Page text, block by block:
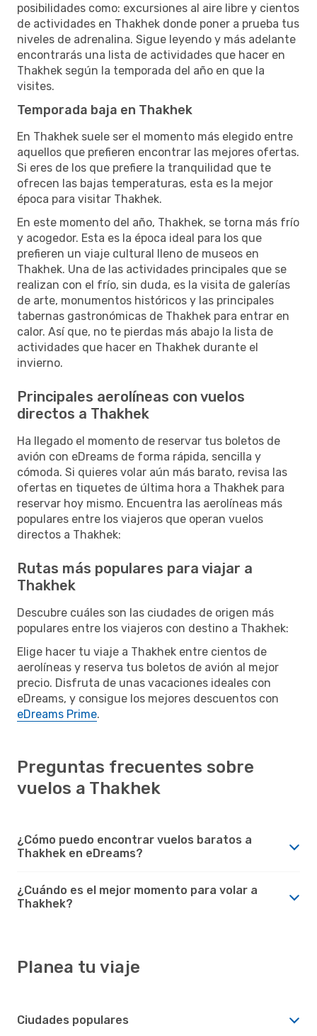
posibilidades como: excursiones al aire libre y cientos
de actividades en Thakhek donde poner a prueba tus
niveles de adrenalina. Sigue leyendo y más adelante
encontrarás una lista de actividades que hacer en
Thakhek según la temporada del año en que la
visites.
Temporada baja en Thakhek
En Thakhek suele ser el momento más elegido entre
aquellos que prefieren encontrar las mejores ofertas.
Si eres de los que prefiere la tranquilidad que te
ofrecen las bajas temperaturas, esta es la mejor
época para visitar Thakhek.
En este momento del año, Thakhek, se torna más frío
y acogedor. Esta es la época ideal para los que
prefieren un viaje cultural lleno de museos en
Thakhek. Una de las actividades principales que se
realizan con el frío, sin duda, es la visita de galerías
de arte, monumentos históricos y las principales
tabernas gastronómicas de Thakhek para entrar en
calor. Así que, no te pierdas más abajo la lista de
actividades que hacer en Thakhek durante el
invierno.
Principales aerolíneas con vuelos
directos a Thakhek
Ha llegado el momento de reservar tus boletos de
avión con eDreams de forma rápida, sencilla y
cómoda. Si quieres volar aún más barato, revisa las
ofertas en tiquetes de última hora a Thakhek para
reservar hoy mismo. Encuentra las aerolíneas más
populares entre los viajeros que operan vuelos
directos a Thakhek:
Rutas más populares para viajar a
Thakhek
Descubre cuáles son las ciudades de origen más
populares entre los viajeros con destino a Thakhek:
Elige hacer tu viaje a Thakhek entre cientos de
aerolíneas y reserva tus boletos de avión al mejor
precio. Disfruta de unas vacaciones ideales con
eDreams, y consigue los mejores descuentos con
eDreams Prime.
Preguntas frecuentes sobre
vuelos a Thakhek
¿Cómo puedo encontrar vuelos baratos a
Thakhek en eDreams?
¿Cuándo es el mejor momento para volar a
Thakhek?
Planea tu viaje
Ciudades populares